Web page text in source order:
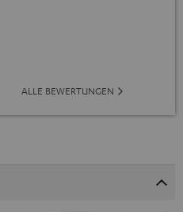
ALLE BEWERTUNGEN